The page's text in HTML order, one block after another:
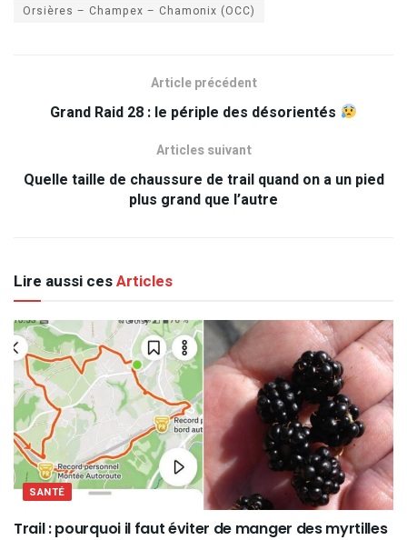
Orsières – Champex – Chamonix (OCC)
Article précédent
Grand Raid 28 : le périple des désorientés
Articles suivant
Quelle taille de chaussure de trail quand on a un pied
plus grand que l’autre
Lire aussi cesArticles
SANTÉ
Trail : pourquoi il faut éviter de manger des myrtilles